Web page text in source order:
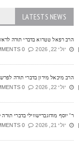
LATESTS NEWS
רפאל טטרוא בדברי תורה לראש
יולי 22, 2026 0 COMMENTS
מיכאל מירון בדברי תורה לפרשת
יולי 22, 2026 0 COMMENTS
יוסף מודזגברישווילי בדברי תורה
יולי 21, 2026 0 COMMENTS